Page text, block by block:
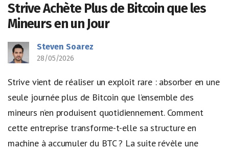
Strive Achète Plus de Bitcoin que les
Mineurs en un Jour
Steven Soarez
28/05/2026
Strive vient de réaliser un exploit rare : absorber en une
seule journée plus de Bitcoin que l’ensemble des
mineurs n’en produisent quotidiennement. Comment
cette entreprise transforme-t-elle sa structure en
machine à accumuler du BTC ? La suite révèle une